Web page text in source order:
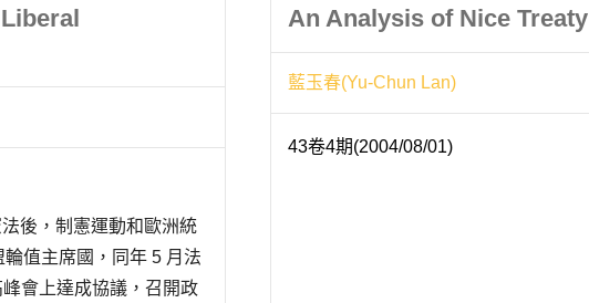
後，制憲運動和歐洲統
值主席國，同年 5 月法
會上達成協議，召開政
An Analysis of Nice Treaty
藍玉春(Yu-Chun Lan)
43卷4期(2004/08/01)